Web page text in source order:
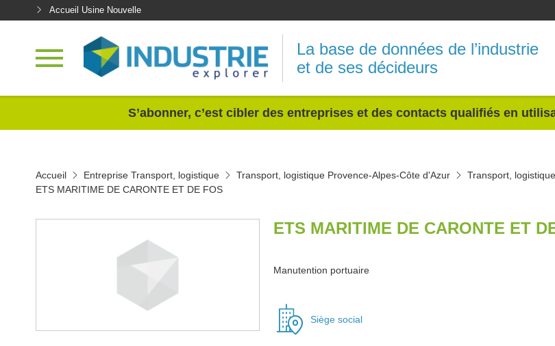
Accueil Usine Nouvelle
La base de données de l’industrie
et de ses décideurs
S’abonner, c’est cibler des entreprises et des contacts qualifiés en
Accueil Entreprise Transport, logistique Transport, logistique Provence-Alpes-Côte d'Azur
Transport,
ETS MARITIME DE CARONTE ET DE FOS
ETS MARITIME DE CARONTE ET
Manutention portuaire
Siège social